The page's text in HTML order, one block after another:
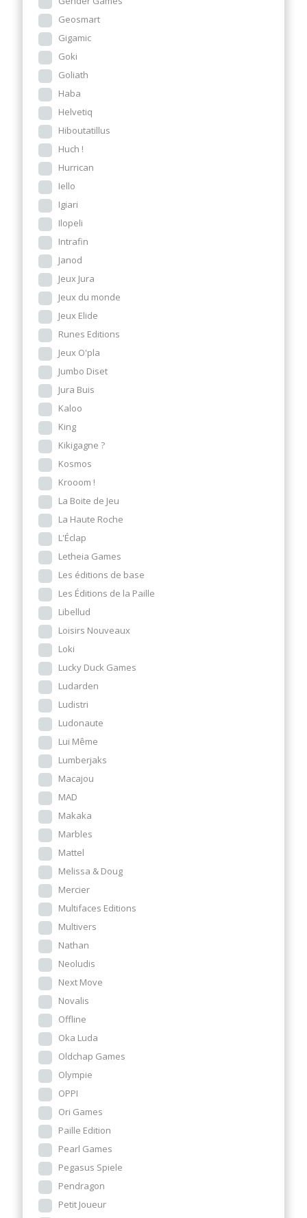
Geosmart
Gigamic
Goki
Goliath
Haba
Helvetiq
Hiboutatillus
Huch !
Hurrican
Iello
Igiari
Ilopeli
Intrafin
Janod
Jeux Jura
Jeux du monde
Jeux Elide
Runes Editions
Jeux O'pla
Jumbo Diset
Jura Buis
Kaloo
King
Kikigagne ?
Kosmos
Krooom !
La Boite de Jeu
La Haute Roche
L'Éclap
Letheia Games
Les éditions de base
Les Éditions de la Paille
Libellud
Loisirs Nouveaux
Loki
Lucky Duck Games
Ludarden
Ludistri
Ludonaute
Lui Même
Lumberjaks
Macajou
MAD
Makaka
Marbles
Mattel
Melissa & Doug
Mercier
Multifaces Editions
Multivers
Nathan
Neoludis
Next Move
Novalis
Offline
Oka Luda
Oldchap Games
Olympie
OPPI
Ori Games
Paille Edition
Pearl Games
Pegasus Spiele
Pendragon
Petit Joueur